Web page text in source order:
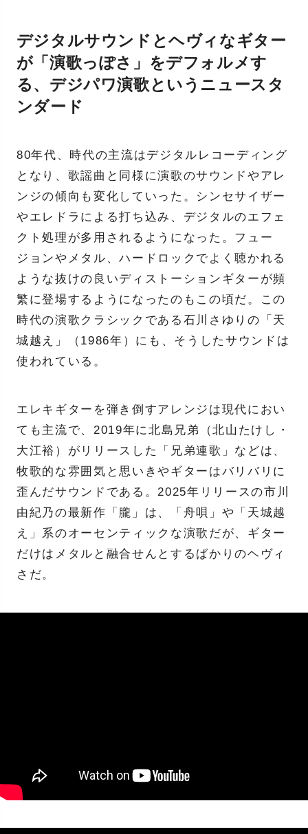
デジタルサウンドとヘヴィなギター
が「演歌っぽさ」をデフォルメす
る、デジパワ演歌というニュースタ
ンダード
80年代、時代の主流はデジタルレコーディング
となり、歌謡曲と同様に演歌のサウンドやアレ
ンジの傾向も変化していった。シンセサイザー
やエレドラによる打ち込み、デジタルのエフェ
クト処理が多用されるようになった。フュー
ジョンやメタル、ハードロックでよく聴かれる
ような抜けの良いディストーションギターが頻
繁に登場するようになったのもこの頃だ。この
時代の演歌クラシックである石川さゆりの「天
城越え」（1986年）にも、そうしたサウンドは
使われている。
エレキギターを弾き倒すアレンジは現代におい
ても主流で、2019年に北島兄弟（北山たけし・
大江裕）がリリースした「兄弟連歌」などは、
牧歌的な雰囲気と思いきやギターはバリバリに
歪んだサウンドである。2025年リリースの市川
由紀乃の最新作「朧」は、「舟唄」や「天城越
え」系のオーセンティックな演歌だが、ギター
だけはメタルと融合せんとするばかりのヘヴィ
さだ。